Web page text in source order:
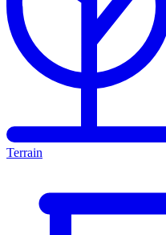
Terrain